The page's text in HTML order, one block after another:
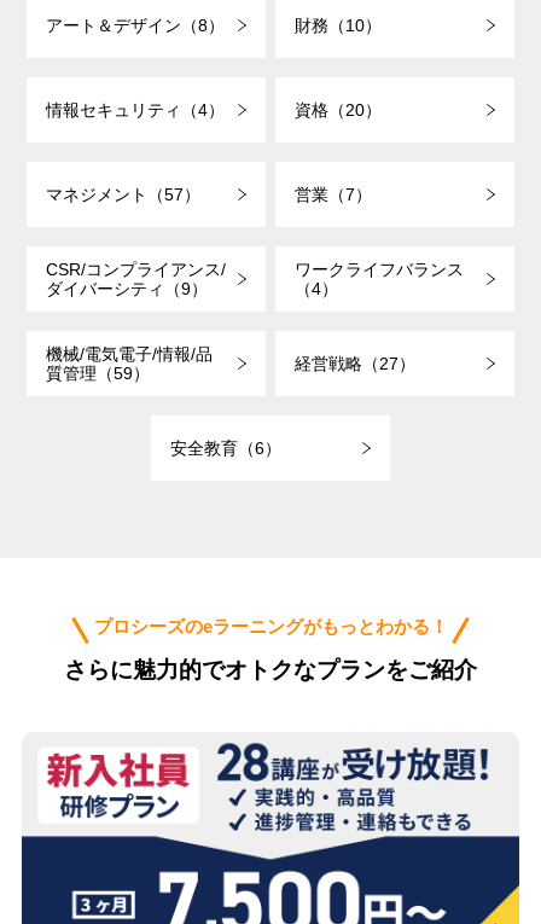
アート＆デザイン（8） 財務（10）
情報セキュリティ（4） 資格（20）
マネジメント（57） 営業（7）
CSR/コンプライアンス/
ダイバーシティ（9）
ワークライフバランス
（4）
機械/電気電子/情報/品
質管理（59）
経営戦略（27）
安全教育（6）
プロシーズのeラーニングがもっとわかる！
さらに魅力的でオトクなプランをご紹介